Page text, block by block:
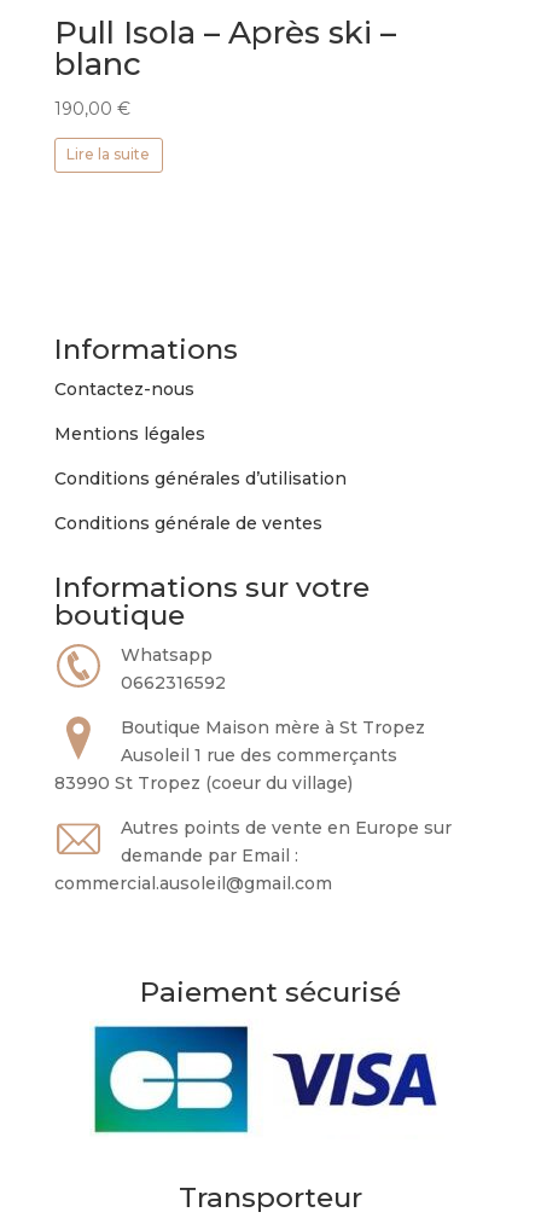
Pull Isola – Après ski –
blanc
190,00 €
Lire la suite
Informations
Contactez-nous
Mentions légales
Conditions générales d’utilisation
Conditions générale de ventes
Informations sur votre
boutique
Whatsapp
0662316592
Boutique Maison mère à St Tropez
Ausoleil 1 rue des commerçants
83990 St Tropez (coeur du village)
Autres points de vente en Europe sur
demande par Email :
commercial.ausoleil@gmail.com
Paiement sécurisé
Transporteur